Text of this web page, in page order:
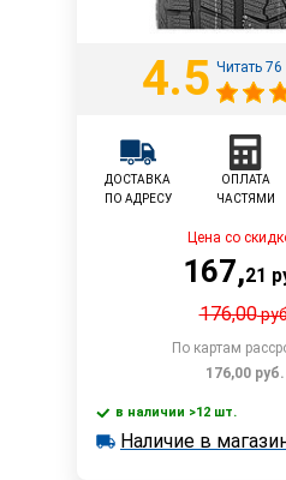
4.5 Читать
ДОСТАВКА
ПО АДРЕСУ
ОПЛАТА
ЧАСТЯМИ
Цена со
167,21
176,00
По картам
176,00 руб.
В
в наличии >12 шт.
в наличии >12 шт.
Наличие в